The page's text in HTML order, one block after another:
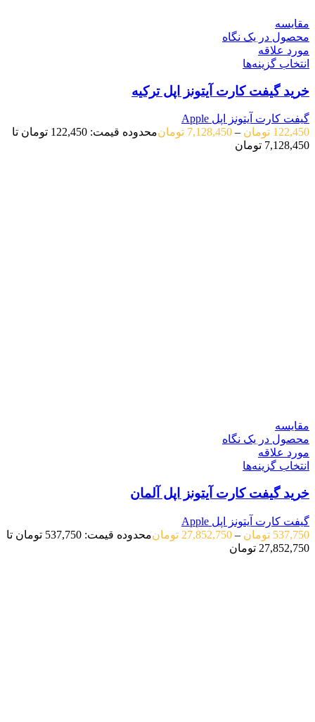
مقایسه
محصول در یک نگاه
مورد علاقه
انتخاب گزینه‌ها
خرید گیفت کارت آیتونز اپل ترکیه
گیفت کارت آیتونز اپل Apple
122,450 تومان –
7,128,450 تومان
محدوده قیمت: 122,450 تومان تا
7,128,450 تومان
مقایسه
محصول در یک نگاه
مورد علاقه
انتخاب گزینه‌ها
خرید گیفت کارت آیتونز اپل آلمان
گیفت کارت آیتونز اپل Apple
537,750 تومان –
27,852,750 تومان
محدوده قیمت: 537,750 تومان تا
27,852,750 تومان